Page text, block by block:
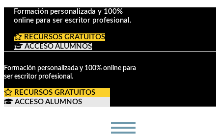
Formación personalizada y 100%
online para ser escritor profesional.
RECURSOS GRATUITOS
ACCESO ALUMNOS
Formación personalizada y 100% online para
ser escritor profesional.
RECURSOS GRATUITOS
ACCESO ALUMNOS